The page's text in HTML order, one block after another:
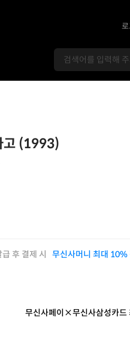
고 (1993)
급 후 결제 시 무신사머니 최대 10%
무신사페이×무신사삼성카드